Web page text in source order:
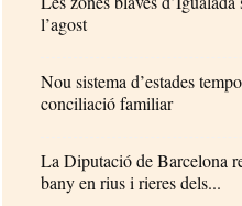
l’agost
Nou sistema d’estades
conciliació familiar
La Diputació de Barcelona
bany en rius i rieres dels...